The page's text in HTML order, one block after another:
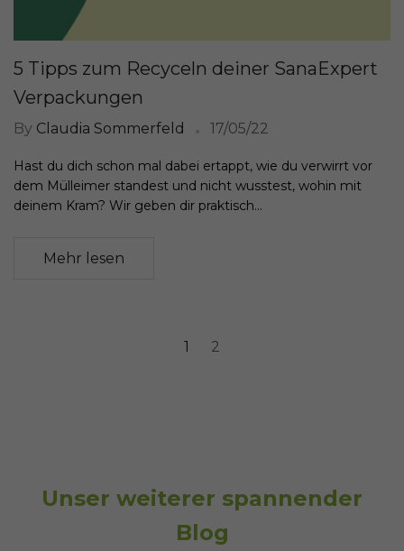
5 Tipps zum Recyceln deiner SanaExpert
Verpackungen
By Claudia Sommerfeld 17/05/22
Hast du dich schon mal dabei ertappt, wie du verwirrt vor
dem Mülleimer standest und nicht wusstest, wohin mit
deinem Kram? Wir geben dir praktisch...
Mehr lesen
1 2
Unser weiterer spannender
Blog